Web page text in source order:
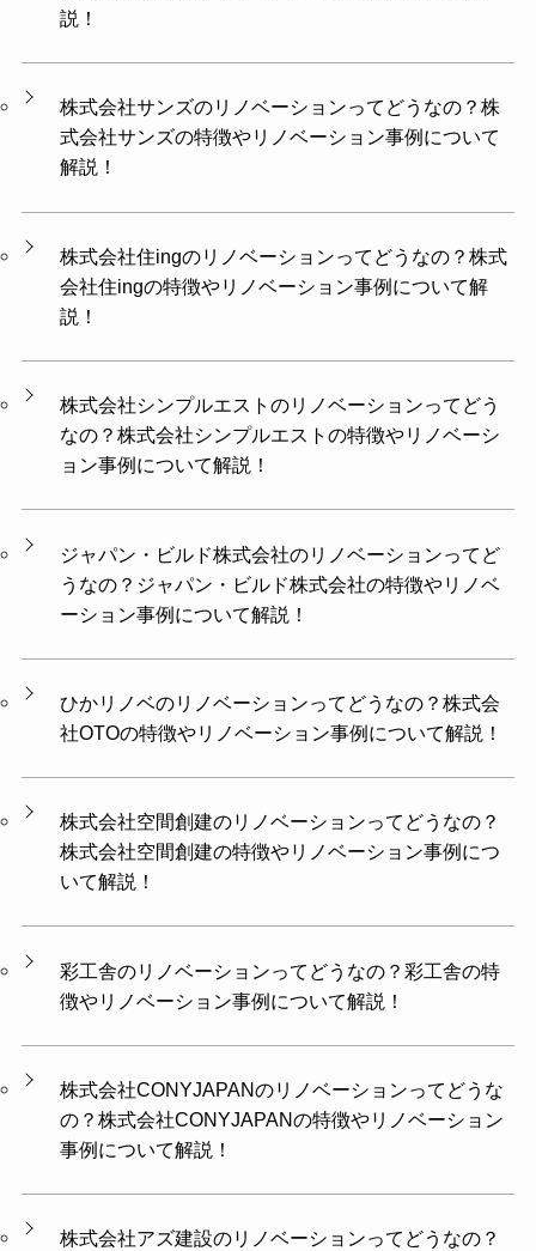
説！
株式会社サンズのリノベーションってどうなの？株
式会社サンズの特徴やリノベーション事例について
解説！
株式会社住ingのリノベーションってどうなの？株式
会社住ingの特徴やリノベーション事例について解
説！
株式会社シンプルエストのリノベーションってどう
なの？株式会社シンプルエストの特徴やリノベーシ
ョン事例について解説！
ジャパン・ビルド株式会社のリノベーションってど
うなの？ジャパン・ビルド株式会社の特徴やリノベ
ーション事例について解説！
ひかリノベのリノベーションってどうなの？株式会
社OTOの特徴やリノベーション事例について解説！
株式会社空間創建のリノベーションってどうなの？
株式会社空間創建の特徴やリノベーション事例につ
いて解説！
彩工舎のリノベーションってどうなの？彩工舎の特
徴やリノベーション事例について解説！
株式会社CONYJAPANのリノベーションってどうな
の？株式会社CONYJAPANの特徴やリノベーション
事例について解説！
株式会社アズ建設のリノベーションってどうなの？